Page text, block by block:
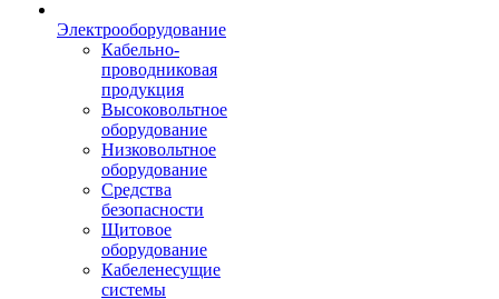
Электрооборудование
Кабельно-
проводниковая
продукция
Высоковольтное
оборудование
Низковольтное
оборудование
Средства
безопасности
Щитовое
оборудование
Кабеленесущие
системы